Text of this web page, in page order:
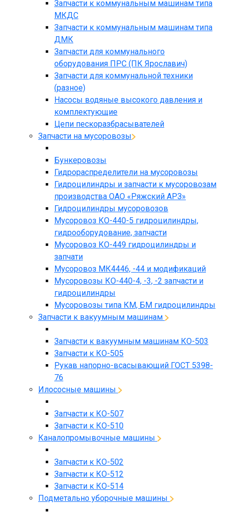
Запчасти к коммунальным машинам типа
МКДС
Запчасти к коммунальным машинам типа
ДМК
Запчасти для коммунального
оборудования ПРС (ПК Ярославич)
Запчасти для коммунальной техники
(разное)
Насосы водяные высокого давления и
комплектующие
Цепи пескоразбрасывателей
Запчасти на мусоровозы
Бункеровозы
Гидрораспределители на мусоровозы
Гидроцилиндры и запчасти к мусоровозам
производства ОАО «Ряжский АРЗ»
Гидроцилиндры мусоровозов
Мусоровоз КО-440-5 гидроцилиндры,
гидрооборудование, запчасти
Мусоровоз КО-449 гидроцилиндры и
запчати
Мусоровоз МК4446, -44 и модификаций
Мусоровозы КО-440-4, -3, -2 запчасти и
гидроцилиндры
Мусоровозы типа КМ, БМ гидроцилиндры
Запчасти к вакуумным машинам
Запчасти к вакуумным машинам КО-503
Запчасти к КО-505
Рукав напорно-всасывающий ГОСТ 5398-
76
Илососные машины
Запчасти к КО-507
Запчасти к КО-510
Каналопромывочные машины
Запчасти к КО-502
Запчасти к КО-512
Запчасти к КО-514
Подметально уборочные машины